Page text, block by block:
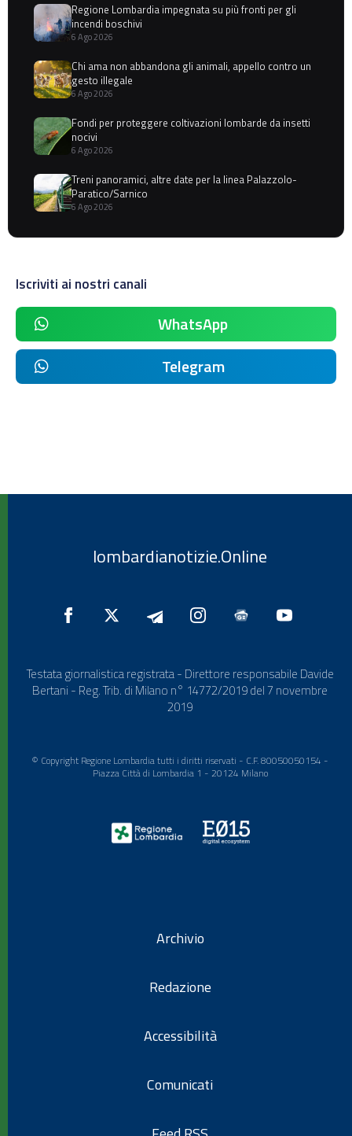
Regione Lombardia impegnata su più fronti per gli
incendi boschivi
6 Ago 2026
Chi ama non abbandona gli animali, appello contro un
gesto illegale
6 Ago 2026
Fondi per proteggere coltivazioni lombarde da insetti
nocivi
6 Ago 2026
Treni panoramici, altre date per la linea Palazzolo-
Paratico/Sarnico
6 Ago 2026
Iscriviti ai nostri canali
WhatsApp
Telegram
lombardianotizie.Online
Testata giornalistica registrata - Direttore responsabile Davide
Bertani - Reg. Trib. di Milano n° 14772/2019 del 7 novembre
2019
© Copyright Regione Lombardia tutti i diritti riservati - C.F. 80050050154 -
Piazza Città di Lombardia 1 - 20124 Milano
Archivio
Redazione
Accessibilità
Comunicati